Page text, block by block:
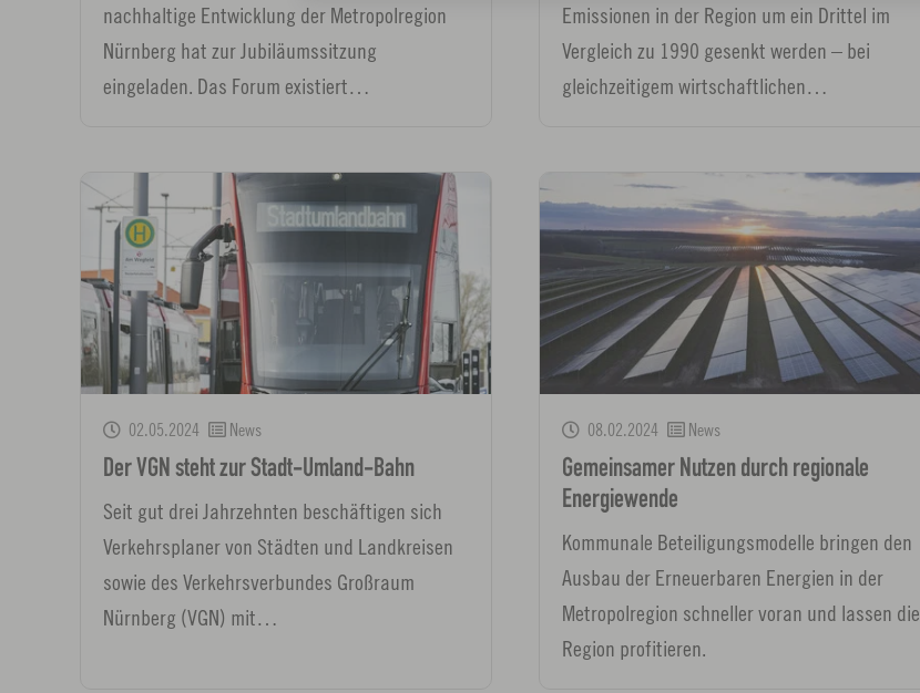
nachhaltige Entwicklung der Metropolregion
Nürnberg hat zur Jubiläumssitzung
eingeladen. Das Forum existiert…
Emissionen in der Region um ein Drittel im
Vergleich zu 1990 gesenkt werden – bei
gleichzeitigem wirtschaftlichen…
02.05.2024 News
Der VGN steht zur Stadt-Umland-Bahn
Seit gut drei Jahrzehnten beschäftigen sich
Verkehrsplaner von Städten und Landkreisen
sowie des Verkehrsverbundes Großraum
Nürnberg (VGN) mit…
08.02.2024 News
Gemeinsamer Nutzen durch regionale
Energiewende
Kommunale Beteiligungsmodelle bringen den
Ausbau der Erneuerbaren Energien in der
Metropolregion schneller voran und lassen die
Region profitieren.